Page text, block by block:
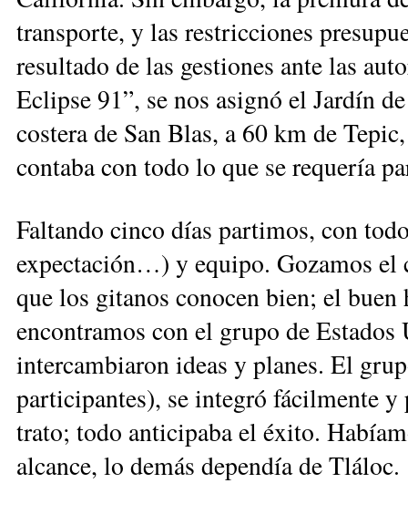
transporte, y las restricciones
resultado de las gestiones ante las
Eclipse 91”, se nos asignó el Jardín
costera de San Blas, a 60 km de
contaba con todo lo que se requería
Faltando cinco días partimos, con
expectación…) y equipo. Gozamos
que los gitanos conocen bien; el
encontramos con el grupo de Estados
intercambiaron ideas y planes. El
participantes), se integró fácilmente
trato; todo anticipaba el éxito.
alcance, lo demás dependía de Tláloc.